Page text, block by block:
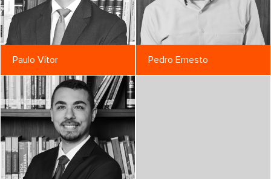
Paulo Vítor Pedro Ernesto